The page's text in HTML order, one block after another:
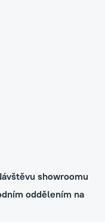
showroomu
oddělením na